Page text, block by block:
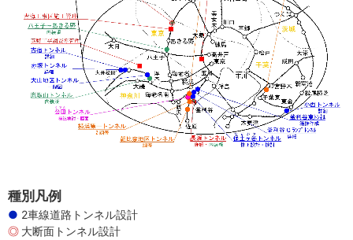
種別凡例
2車線道路トンネル設計
大断面トンネル設計